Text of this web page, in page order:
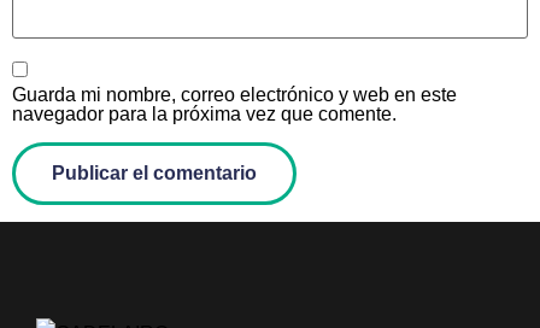
Guarda mi nombre, correo electrónico y web en este
navegador para la próxima vez que comente.